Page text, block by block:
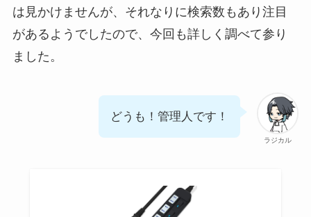
は見かけませんが、それなりに検索数もあり注目
があるようでしたので、今回も詳しく調べて参り
ました。
ラジカル
どうも！管理人です！